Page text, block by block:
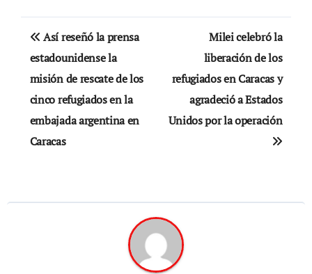
Navegación
de
entradas
Así reseñó la prensa
estadounidense la
misión de rescate de los
cinco refugiados en la
embajada argentina en
Caracas
Milei celebró la
liberación de los
refugiados en Caracas y
agradeció a Estados
Unidos por la operación